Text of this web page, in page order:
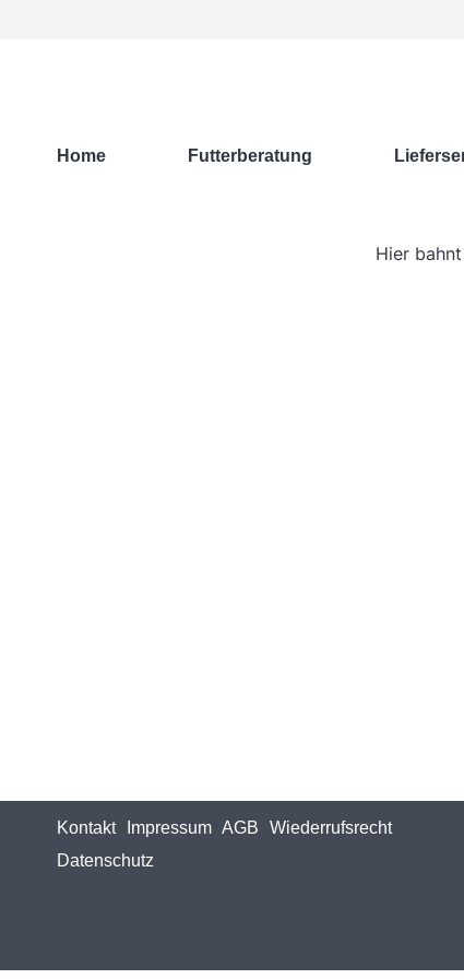
Home Futterberatung
Hier
Kontakt Impressum AGB
Wiederrufsrecht
Datenschutz